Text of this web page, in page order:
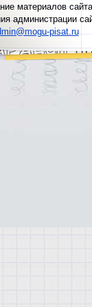
материалов
администрации
pisat.ru